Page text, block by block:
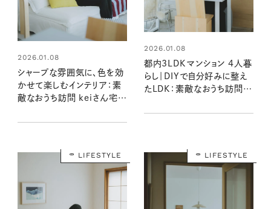
2026.01.08
シャープな雰囲気に、色を効
かせて楽しむインテリア：素
敵なおうち訪問 keiさん宅
2026.01.08
都内3LDKマンション 4人暮
らし｜DIYで自分好みに整え
たLDK：素敵なおうち訪問
LIFESTYLE LIFESTYLE